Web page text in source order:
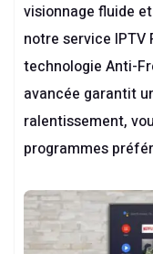
visionnage fluide
notre service IPTV
technologie Anti-
avancée garantit
ralentissement,
programmes